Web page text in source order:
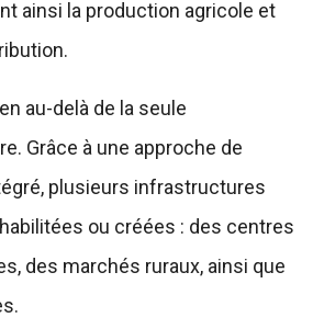
ainsi la production agricole et
au-delà de la seule
Grâce à une approche de
plusieurs infrastructures
ou créées : des centres
des marchés ruraux, ainsi que